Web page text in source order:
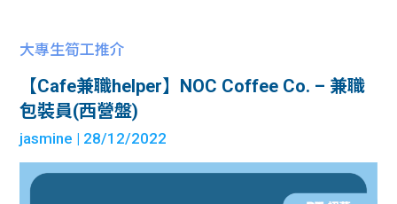
大專生筍工推介
【Cafe兼職helper】NOC Coffee Co. – 兼職
包裝員(西營盤)
jasmine | 28/12/2022